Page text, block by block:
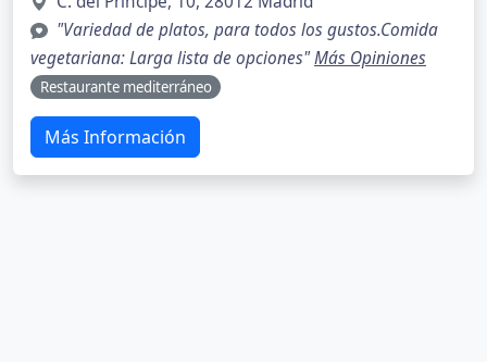
"Variedad de platos, para todos los gustos.Comida
vegetariana: Larga lista de opciones"Más Opiniones
Restaurante mediterráneo
Más Información